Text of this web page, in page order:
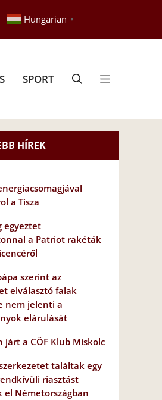
Hungarian ▼
SPORT
HÍREK
a Tisza
egyeztet
a Patriot rakéták
szerint az
elválasztó falak
nem jelenti a
elárulását
járt a CÖF Klub Miskolc
találtak egy
riasztást
el Németországban